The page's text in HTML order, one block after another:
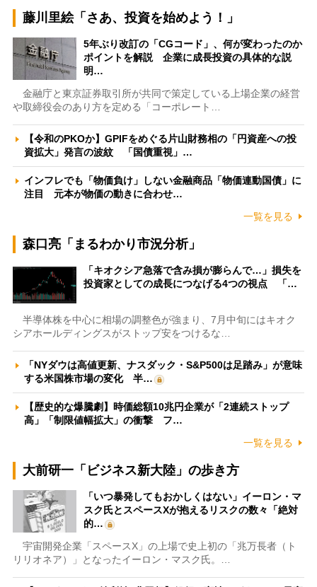
藤川里絵「さあ、投資を始めよう！」
5年ぶり改訂の「CGコード」、何が変わったのか
ポイントを解説 企業に成長投資の具体的な説
明…
金融庁と東京証券取引所が共同で策定している上場企業の経営
や取締役会のあり方を定める「コーポレート…
【令和のPKOか】GPIFをめぐる片山財務相の「円資産への投
資拡大」発言の波紋 「国債重視」…
インフレでも「物価負け」しない金融商品「物価連動国債」に
注目 元本が物価の動きに合わせ…
一覧を見る
森口亮「まるわかり市況分析」
「キオクシア急落で含み損が膨らんで…」損失を
投資家としての成長につなげる4つの視点 「…
半導体株を中心に相場の調整色が強まり、7月中旬にはキオク
シアホールディングスがストップ安をつけるな…
「NYダウは高値更新、ナスダック・S&P500は足踏み」が意味
する米国株市場の変化 半…
【歴史的な爆騰劇】時価総額10兆円企業が「2連続ストップ
高」「制限値幅拡大」の衝撃 フ…
一覧を見る
大前研一「ビジネス新大陸」の歩き方
「いつ暴発してもおかしくはない」イーロン・マ
スク氏とスペースXが抱えるリスクの数々「絶対
的…
宇宙開発企業「スペースX」の上場で史上初の「兆万長者（ト
リリオネア）」となったイーロン・マスク氏。…